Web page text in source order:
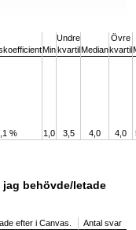
Min
Undre
kvartilMedian
Övre
kvartil
% 1,0 3,5 4,0 4,0
behövde/letade
efter i Canvas.
Antal svar